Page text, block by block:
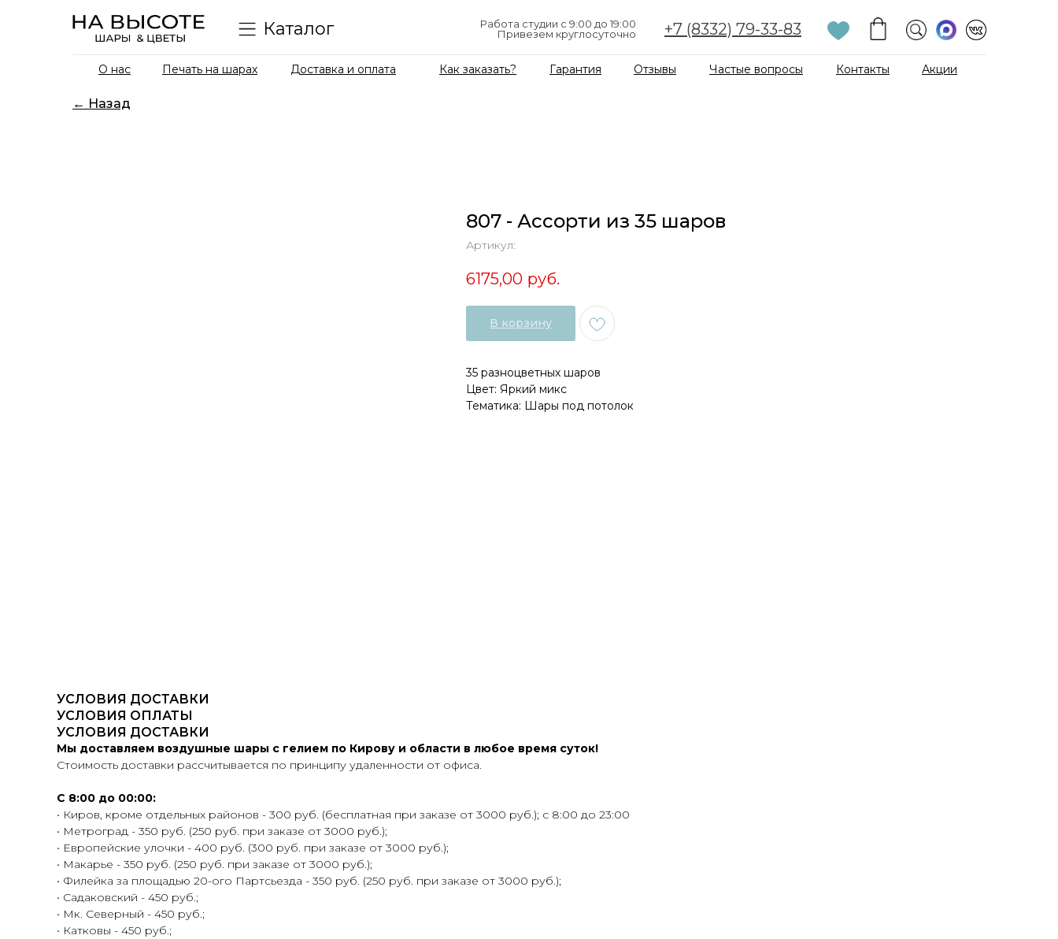
+7 (8332) 79-33-83
Работа студии с 9:00 до 19:00
Привезем круглосуточно
Каталог
Доставка и оплата Как заказать? Гарантия Отзывы Частые вопросы
Печать на шарах Контакты
О нас Акции
← Назад
807 - Ассорти из 35 шаров
Артикул:
6175,00 руб.
В корзину
35 разноцветных шаров
Цвет: Яркий микс
Тематика: Шары под потолок
УСЛОВИЯ ДОСТАВКИ
УСЛОВИЯ ОПЛАТЫ
УСЛОВИЯ ДОСТАВКИ
Мы доставляем воздушные шары с гелием по Кирову и области в любое время суток!
Стоимость доставки рассчитывается по принципу удаленности от офиса.
С 8:00 до 00:00:
• Киров, кроме отдельных районов - 300 руб. (бесплатная при заказе от 3000 руб.); с 8:00 до 23:00
• Метроград - 350 руб. (250 руб. при заказе от 3000 руб.);
• Европейские улочки - 400 руб. (300 руб. при заказе от 3000 руб.);
• Макарье - 350 руб. (250 руб. при заказе от 3000 руб.);
• Филейка за площадью 20-ого Партсьезда - 350 руб. (250 руб. при заказе от 3000 руб.);
• Садаковский - 450 руб.;
• Мк. Северный - 450 руб.;
• Катковы - 450 руб.;